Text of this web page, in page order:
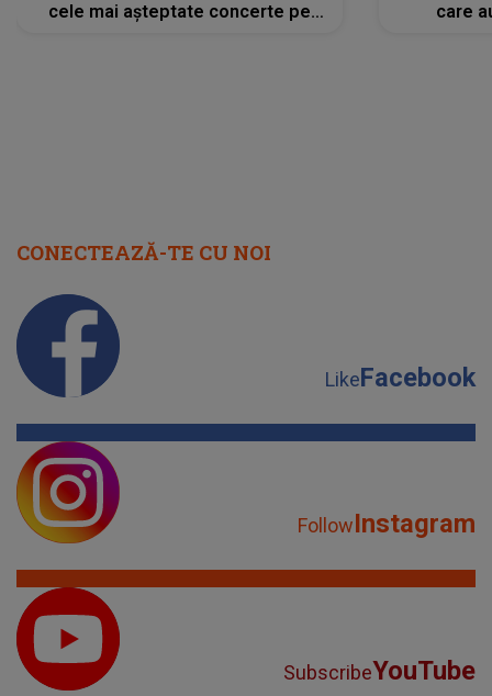
cele mai așteptate concerte pe
care
CONECTEAZĂ-TE CU NOI
LikeFacebook
FollowInstagram
SubscribeYouTube